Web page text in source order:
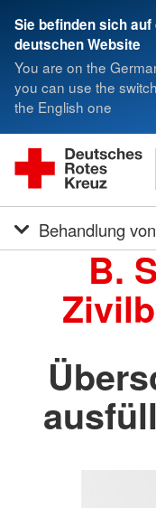
Sie befinden sich auf
deutschen Website
You are on the
you can use the
the English one
Behandlung
B.